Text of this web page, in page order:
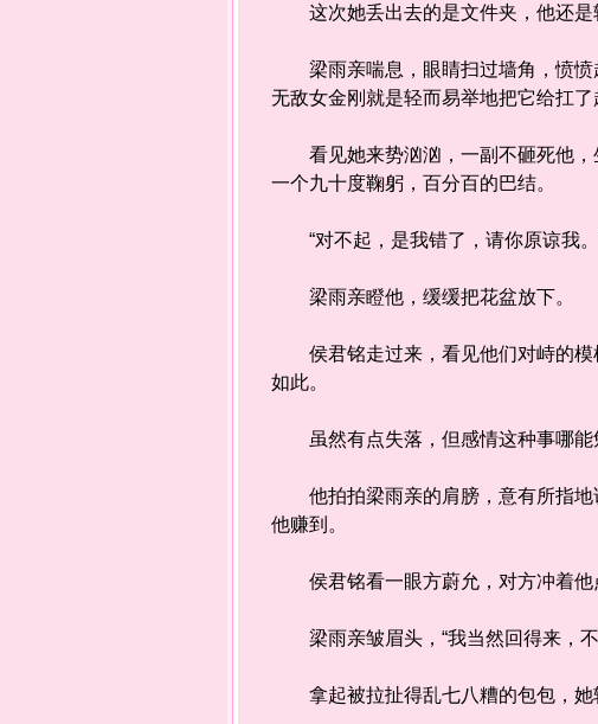
这次她丢出去的是文件夹，他还是
梁雨亲喘息，眼睛扫过墙角，愤愤
无敌女金刚就是轻而易举地把它给扛了
看见她来势汹汹，一副不砸死他，
一个九十度鞠躬，百分百的巴结。
“对不起，是我错了，请你原谅我。
梁雨亲瞪他，缓缓把花盆放下。
侯君铭走过来，看见他们对峙的模
如此。
虽然有点失落，但感情这种事哪能
他拍拍梁雨亲的肩膀，意有所指地
他赚到。
侯君铭看一眼方蔚允，对方冲着他
梁雨亲皱眉头，“我当然回得来，不
拿起被拉扯得乱七八糟的包包，她